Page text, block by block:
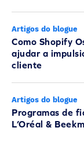
Artigos do blogue
Como Shopify
ajudar a
cliente
Artigos do blogue
Programas de
L’Oréal &